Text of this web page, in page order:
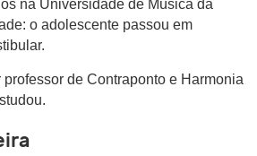
na Universidade de Música da
o adolescente passou em
professor de Contraponto e Harmonia